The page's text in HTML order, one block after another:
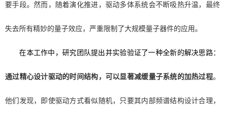
要手段。然而，随着演化推进，驱动多体系统会不断吸热升温，最终
失去所有精妙的量子效应，严重限制了大规模量子器件的应用。
在本工作中，研究团队提出并实验验证了一种全新的解决思路：
通过精心设计驱动的时间结构，可以显著减缓量子系统的加热过程。
他们发现，即使驱动方式看似随机，只要其内部频谱结构设计合理，